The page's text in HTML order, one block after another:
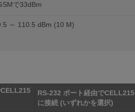
で33dBm
～ 110.5 dBm (10 M)
RS-232 ポート経由でCELL215
に接続 (いずれかを選択)